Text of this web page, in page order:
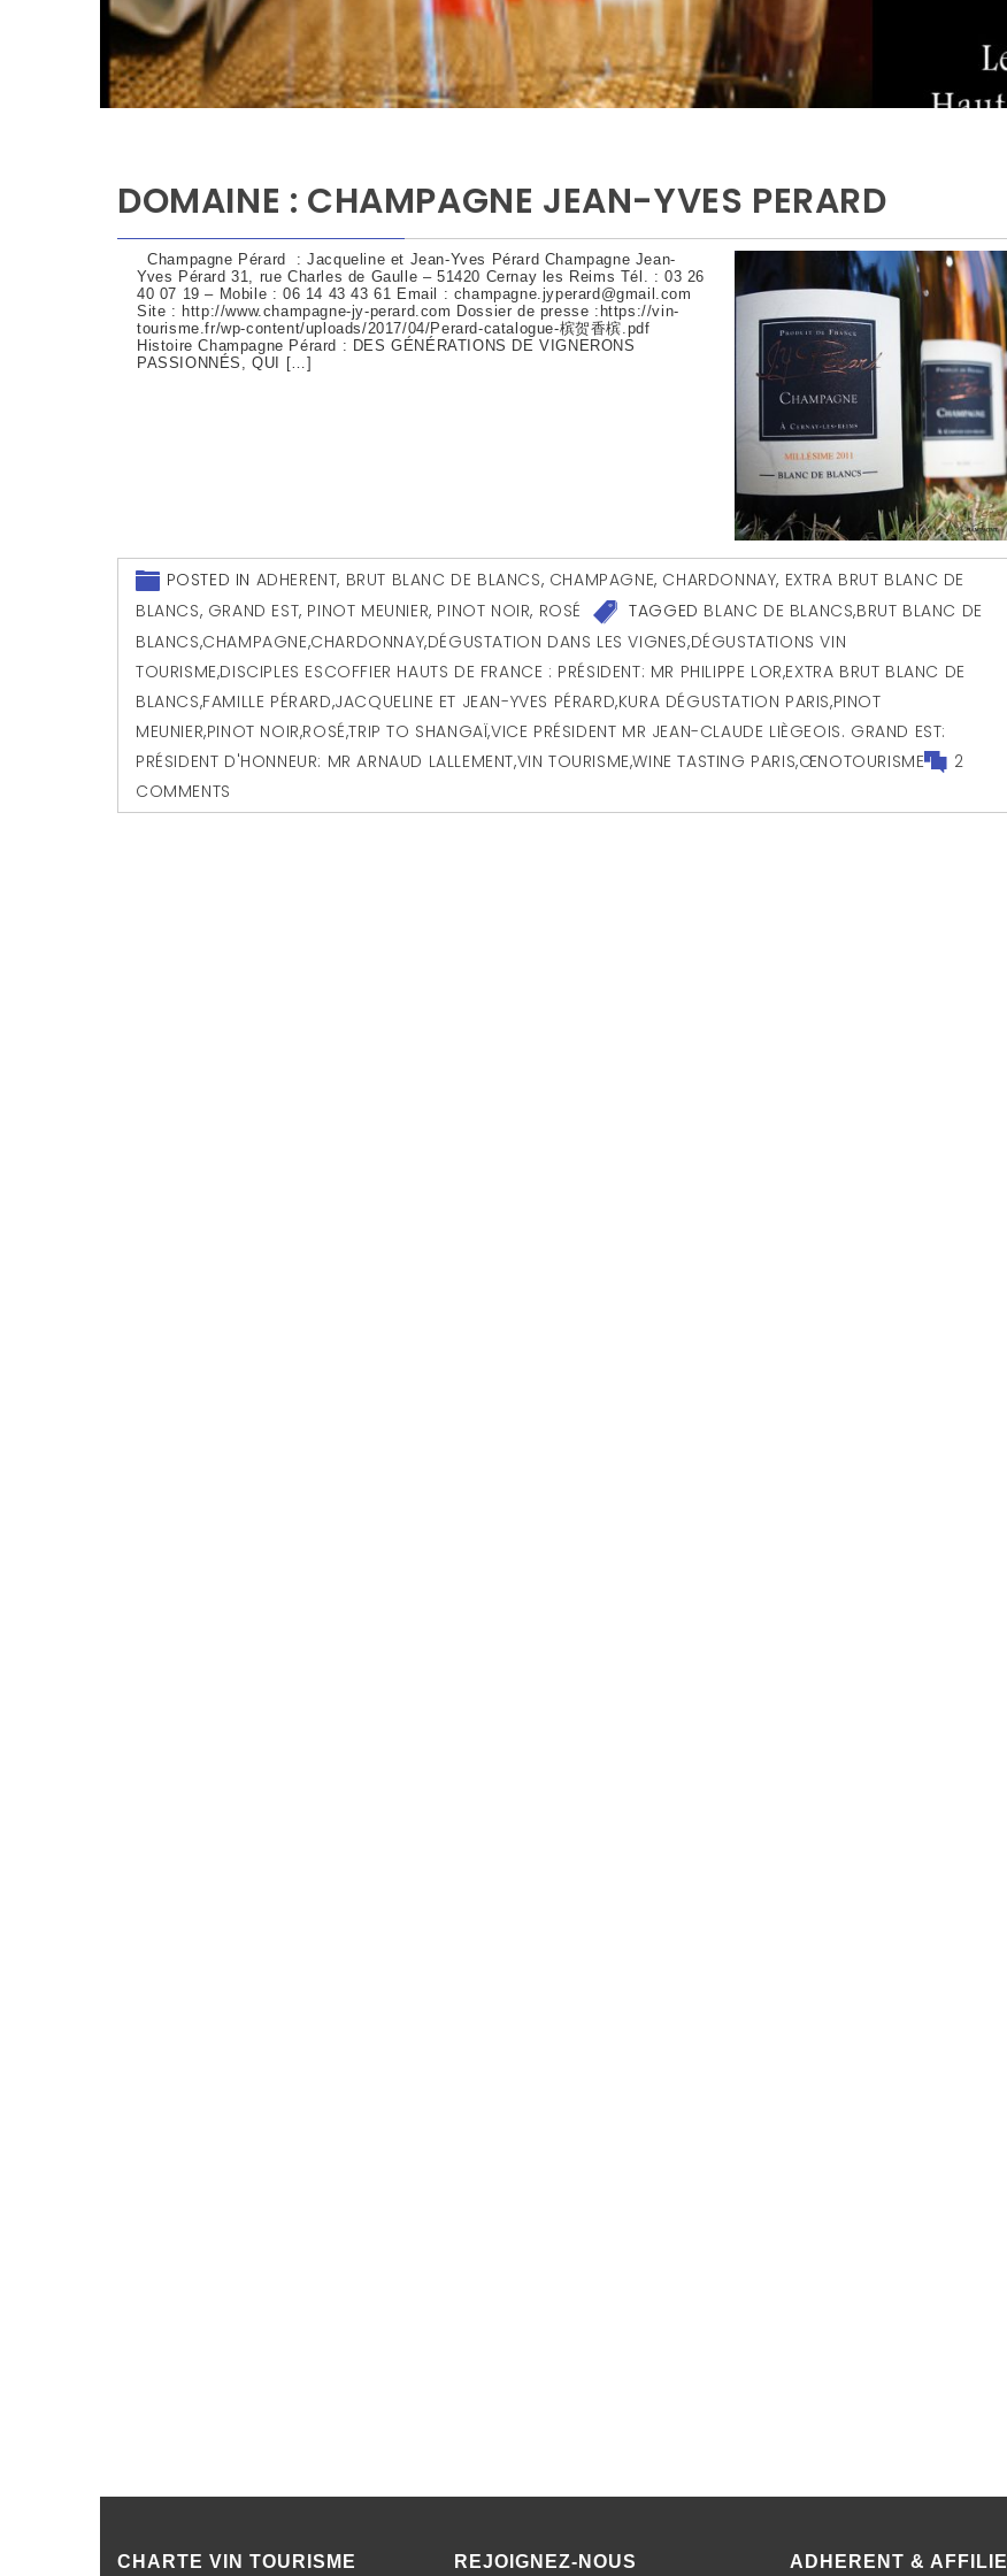
DOMAINE : CHAMPAGNE JEAN-YVES PERARD
Champagne Pérard : Jacqueline et Jean-Yves Pérard Champagne Jean-
Yves Pérard 31, rue Charles de Gaulle – 51420 Cernay les Reims Tél. : 03 26
40 07 19 – Mobile : 06 14 43 43 61 Email : champagne.jyperard@gmail.com
Site : http://www.champagne-jy-perard.com Dossier de presse :https://vin-
tourisme.fr/wp-content/uploads/2017/04/Perard-catalogue-槟贺香槟.pdf
Histoire Champagne Pérard : DES GÉNÉRATIONS DE VIGNERONS
PASSIONNÉS, QUI […]
POSTED IN ADHERENT, BRUT BLANC DE BLANCS, CHAMPAGNE, CHARDONNAY, EXTRA BRUT BLANC DE
BLANCS, GRAND EST, PINOT MEUNIER, PINOT NOIR, ROSÉ TAGGED BLANC DE BLANCS,BRUT BLANC DE
BLANCS,CHAMPAGNE,CHARDONNAY,DÉGUSTATION DANS LES VIGNES,DÉGUSTATIONS VIN
TOURISME,DISCIPLES ESCOFFIER HAUTS DE FRANCE : PRÉSIDENT: MR PHILIPPE LOR,EXTRA BRUT BLANC DE
BLANCS,FAMILLE PÉRARD,JACQUELINE ET JEAN-YVES PÉRARD,KURA DÉGUSTATION PARIS,PINOT
MEUNIER,PINOT NOIR,ROSÉ,TRIP TO SHANGAÏ,VICE PRÉSIDENT MR JEAN-CLAUDE LIÈGEOIS. GRAND EST:
PRÉSIDENT D'HONNEUR: MR ARNAUD LALLEMENT,VIN TOURISME,WINE TASTING PARIS,ŒNOTOURISME
2
COMMENTS
CHARTE VIN TOURISME REJOIGNEZ-NOUS ADHERENT & AFFILIE